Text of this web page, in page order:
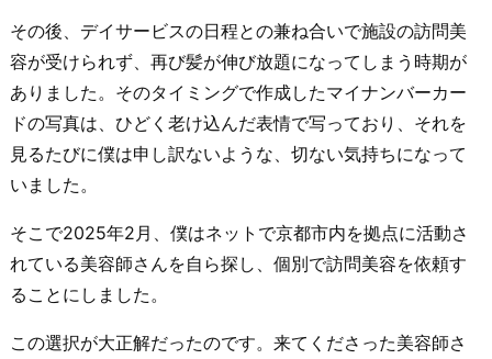
その後、デイサービスの日程との兼ね合いで施設の訪問美
容が受けられず、再び髪が伸び放題になってしまう時期が
ありました。そのタイミングで作成したマイナンバーカー
ドの写真は、ひどく老け込んだ表情で写っており、それを
見るたびに僕は申し訳ないような、切ない気持ちになって
いました。
そこで2025年2月、僕はネットで京都市内を拠点に活動さ
れている美容師さんを自ら探し、個別で訪問美容を依頼す
ることにしました。
この選択が大正解だったのです。来てくださった美容師さ